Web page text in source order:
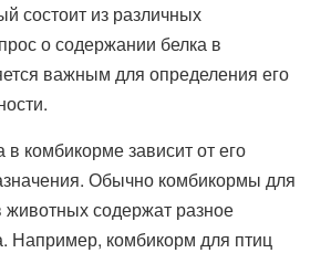
состоит из различных
о содержании белка в
важным для определения его
в комбикорме зависит от его
Обычно комбикормы для
животных содержат разное
Например, комбикорм для птиц